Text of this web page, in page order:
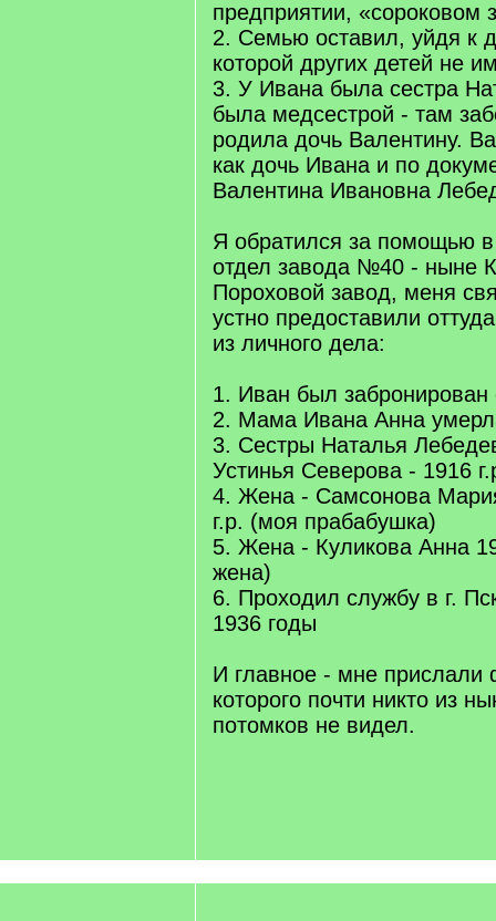
предприятии, «сороковом
2. Семью оставил, уйдя к
которой других детей не
3. У Ивана была сестра
была медсестрой - там
родила дочь Валентину.
как дочь Ивана и по
Валентина Ивановна
Я обратился за помощью
отдел завода №40 - ныне
Пороховой завод, меня
устно предоставили
из личного дела:
1. Иван был
2. Мама Ивана Анна
3. Сестры Наталья
Устинья Северова - 1916
4. Жена - Самсонова
г.р. (моя прабабушка)
5. Жена - Куликова Анна
жена)
6. Проходил службу в г.
1936 годы
И главное - мне прислали
которого почти никто из
потомков не видел.